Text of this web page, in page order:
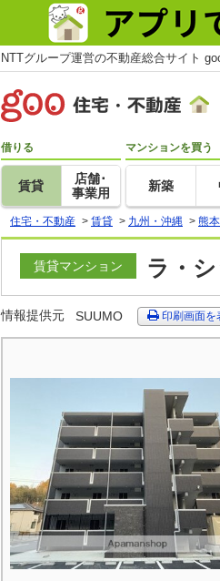
NTTグループ運営の不動産総合サイト
借りる
賃貸
店舗･
事業用
マンションを買う
新築
住宅・不動産 > 賃貸 > 九州・沖縄 > 熊
賃貸マンション ラ・
情報提供元 SUUMO 印刷画面を